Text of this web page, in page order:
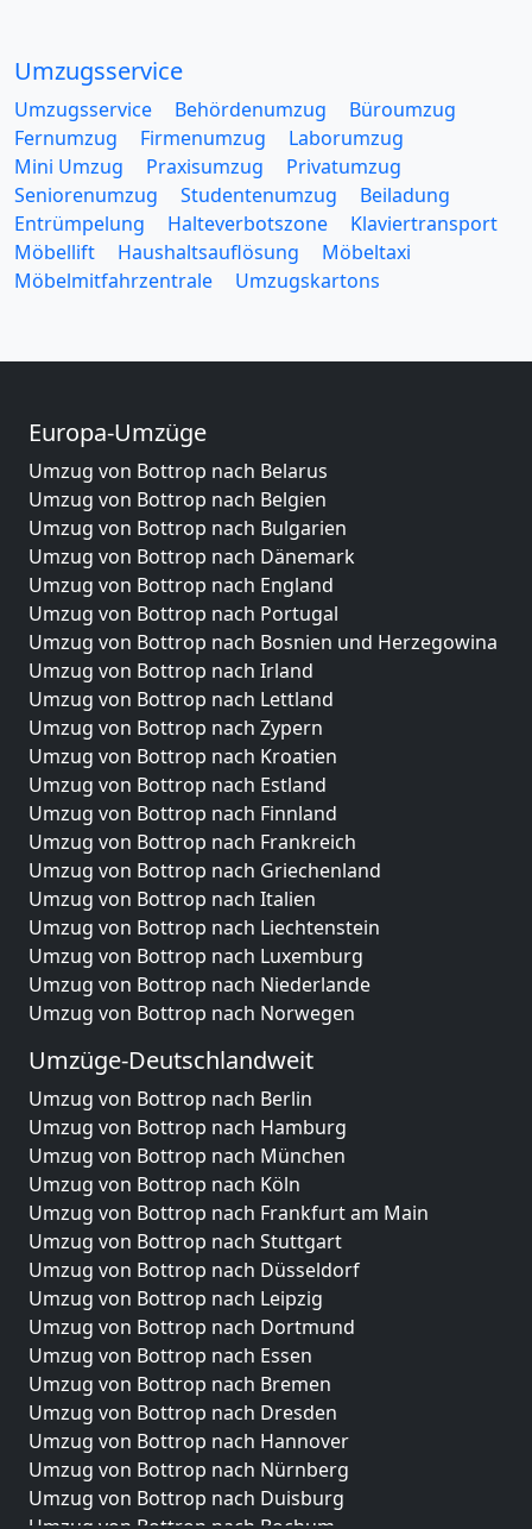
Umzugsservice
Umzugsservice Behördenumzug
Büroumzug
Fernumzug
Firmenumzug
Laborumzug
Mini Umzug
Praxisumzug
Privatumzug
Seniorenumzug
Studentenumzug
Beiladung
Entrümpelung
Halteverbotszone
Klaviertransport
Möbellift
Haushaltsauflösung
Möbeltaxi
Möbelmitfahrzentrale
Umzugskartons
Europa-Umzüge
Umzug von Bottrop nach Belarus
Umzug von Bottrop nach Belgien
Umzug von Bottrop nach Bulgarien
Umzug von Bottrop nach Dänemark
Umzug von Bottrop nach England
Umzug von Bottrop nach Portugal
Umzug von Bottrop nach Bosnien und Herzegowina
Umzug von Bottrop nach Irland
Umzug von Bottrop nach Lettland
Umzug von Bottrop nach Zypern
Umzug von Bottrop nach Kroatien
Umzug von Bottrop nach Estland
Umzug von Bottrop nach Finnland
Umzug von Bottrop nach Frankreich
Umzug von Bottrop nach Griechenland
Umzug von Bottrop nach Italien
Umzug von Bottrop nach Liechtenstein
Umzug von Bottrop nach Luxemburg
Umzug von Bottrop nach Niederlande
Umzug von Bottrop nach Norwegen
Umzüge-Deutschlandweit
Umzug von Bottrop nach Berlin
Umzug von Bottrop nach Hamburg
Umzug von Bottrop nach München
Umzug von Bottrop nach Köln
Umzug von Bottrop nach Frankfurt am Main
Umzug von Bottrop nach Stuttgart
Umzug von Bottrop nach Düsseldorf
Umzug von Bottrop nach Leipzig
Umzug von Bottrop nach Dortmund
Umzug von Bottrop nach Essen
Umzug von Bottrop nach Bremen
Umzug von Bottrop nach Dresden
Umzug von Bottrop nach Hannover
Umzug von Bottrop nach Nürnberg
Umzug von Bottrop nach Duisburg